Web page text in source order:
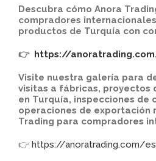
Descubra cómo Anora
compradores
productos de Turquía con
👉 https://
Visite nuestra galería para
visitas a fábricas, proyectos
en Turquía, inspecciones de
operaciones de exportación
Trading para compradores
👉 https://anoratrading.com/